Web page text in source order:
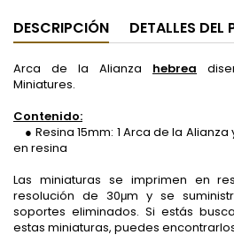
DESCRIPCIÓN DETALLES DEL
Arca de la Alianza hebrea
Miniatures.
Contenido:
● Resina 15mm: 1 Arca de la
en resina
Las miniaturas se imprimen en
resolución de 30μm y se
soportes eliminados. Si estás
estas miniaturas, puedes